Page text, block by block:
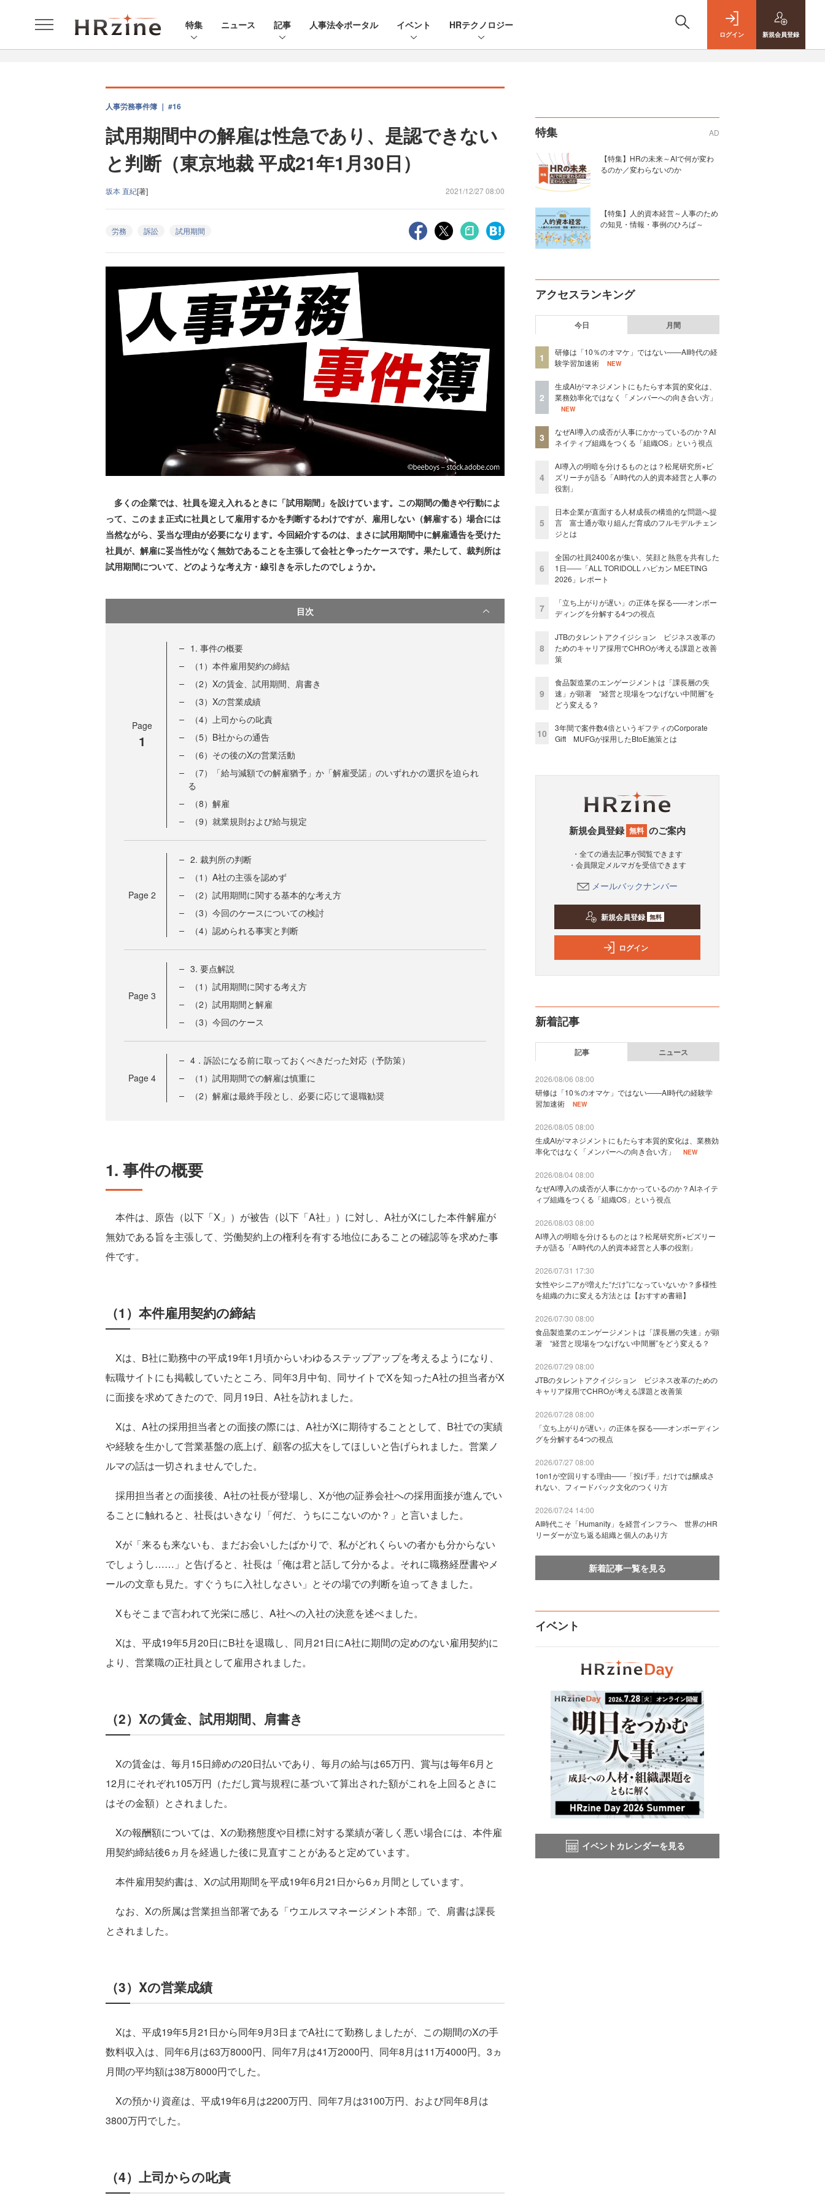
特集 ニュース 記事 人事法令ポータル イベント HRテクノロジー
ログイン 新規会員登録
人事労務事件簿 ｜ #16
試用期間中の解雇は性急であり、是認できない
と判断（東京地裁 平成21年1月30日）
坂本 直紀[著] 2021/12/27 08:00
労務 訴訟 試用期間
多くの企業では、社員を迎え入れるときに「試用期間」を設けています。この期間の働きや行動によ
って、このまま正式に社員として雇用するかを判断するわけですが、雇用しない（解雇する）場合には
当然ながら、妥当な理由が必要になります。今回紹介するのは、まさに試用期間中に解雇通告を受けた
社員が、解雇に妥当性がなく無効であることを主張して会社と争ったケースです。果たして、裁判所は
試用期間について、どのような考え方・線引きを示したのでしょうか。
目次
Page
1
1. 事件の概要
（1）本件雇用契約の締結
（2）Xの賃金、試用期間、肩書き
（3）Xの営業成績
（4）上司からの叱責
（5）B社からの通告
（6）その後のXの営業活動
（7）「給与減額での解雇猶予」か「解雇受諾」のいずれかの選択を迫られ
る
（8）解雇
（9）就業規則および給与規定
Page 2
2. 裁判所の判断
（1）A社の主張を認めず
（2）試用期間に関する基本的な考え方
（3）今回のケースについての検討
（4）認められる事実と判断
Page 3
3. 要点解説
（1）試用期間に関する考え方
（2）試用期間と解雇
（3）今回のケース
Page 4
4．訴訟になる前に取っておくべきだった対応（予防策）
（1）試用期間での解雇は慎重に
（2）解雇は最終手段とし、必要に応じて退職勧奨
1. 事件の概要
本件は、原告（以下「X」）が被告（以下「A社」）に対し、A社がXにした本件解雇が
無効である旨を主張して、労働契約上の権利を有する地位にあることの確認等を求めた事
件です。
（1）本件雇用契約の締結
Xは、B社に勤務中の平成19年1月頃からいわゆるステップアップを考えるようになり、
転職サイトにも掲載していたところ、同年3月中旬、同サイトでXを知ったA社の担当者がX
に面接を求めてきたので、同月19日、A社を訪れました。
Xは、A社の採用担当者との面接の際には、A社がXに期待することとして、B社での実績
や経験を生かして営業基盤の底上げ、顧客の拡大をしてほしいと告げられました。営業ノ
ルマの話は一切されませんでした。
採用担当者との面接後、A社の社長が登場し、Xが他の証券会社への採用面接が進んでい
ることに触れると、社長はいきなり「何だ、うちにこないのか？」と言いました。
Xが「来るも来ないも、まだお会いしたばかりで、私がどれくらいの者かも分からない
でしょうし……」と告げると、社長は「俺は君と話して分かるよ。それに職務経歴書やメ
ールの文章も見た。すぐうちに入社しなさい」とその場での判断を迫ってきました。
Xもそこまで言われて光栄に感じ、A社への入社の決意を述べました。
Xは、平成19年5月20日にB社を退職し、同月21日にA社に期間の定めのない雇用契約に
より、営業職の正社員として雇用されました。
（2）Xの賃金、試用期間、肩書き
Xの賃金は、毎月15日締めの20日払いであり、毎月の給与は65万円、賞与は毎年6月と
12月にそれぞれ105万円（ただし賞与規程に基づいて算出された額がこれを上回るときに
はその金額）とされました。
Xの報酬額については、Xの勤務態度や目標に対する業績が著しく悪い場合には、本件雇
用契約締結後6ヵ月を経過した後に見直すことがあると定めています。
本件雇用契約書は、Xの試用期間を平成19年6月21日から6ヵ月間としています。
なお、Xの所属は営業担当部署である「ウエルスマネージメント本部」で、肩書は課長
とされました。
（3）Xの営業成績
Xは、平成19年5月21日から同年9月3日までA社にて勤務しましたが、この期間のXの手
数料収入は、同年6月は63万8000円、同年7月は41万2000円、同年8月は11万4000円。3ヵ
月間の平均額は38万8000円でした。
Xの預かり資産は、平成19年6月は2200万円、同年7月は3100万円、および同年8月は
3800万円でした。
（4）上司からの叱責
特集 AD
【特集】HRの未来～AIで何が変わ
るのか／変わらないのか
【特集】人的資本経営～人事のため
の知見・情報・事例のひろば～
アクセスランキング
今日 月間
1
研修は「10％のオマケ」ではない——AI時代の経
験学習加速術
NEW
2
生成AIがマネジメントにもたらす本質的変化は、
業務効率化ではなく「メンバーへの向き合い方」
NEW
3
なぜAI導入の成否が人事にかかっているのか？AI
ネイティブ組織をつくる「組織OS」という視点
4
AI導入の明暗を分けるものとは？松尾研究所×ビ
ズリーチが語る「AI時代の人的資本経営と人事の
役割」
5
日本企業が直面する人材成長の構造的な問題へ提
言 富士通が取り組んだ育成のフルモデルチェン
ジとは
6
全国の社員2400名が集い、笑顔と熱意を共有した
1日――「ALL TORIDOLL ハピカン MEETING
2026」レポート
7
「立ち上がりが遅い」の正体を探る——オンボー
ディングを分解する4つの視点
8
JTBのタレントアクイジション ビジネス改革の
ためのキャリア採用でCHROが考える課題と改善
策
9
食品製造業のエンゲージメントは「課長層の失
速」が顕著 “経営と現場をつなげない中間層”を
どう変える？
10
3年間で案件数4倍というギフティのCorporate
Gift MUFGが採用したBtoE施策とは
新規会員登録 無料 のご案内
・全ての過去記事が閲覧できます
・会員限定メルマガを受信できます
メールバックナンバー
新規会員登録 無料
ログイン
新着記事
記事 ニュース
2026/08/06 08:00
研修は「10％のオマケ」ではない——AI時代の経験学
習加速術
NEW
2026/08/05 08:00
生成AIがマネジメントにもたらす本質的変化は、業務効
率化ではなく「メンバーへの向き合い方」
NEW
2026/08/04 08:00
なぜAI導入の成否が人事にかかっているのか？AIネイテ
ィブ組織をつくる「組織OS」という視点
2026/08/03 08:00
AI導入の明暗を分けるものとは？松尾研究所×ビズリー
チが語る「AI時代の人的資本経営と人事の役割」
2026/07/31 17:30
女性やシニアが増えた“だけ”になっていないか？多様性
を組織の力に変える方法とは【おすすめ書籍】
2026/07/30 08:00
食品製造業のエンゲージメントは「課長層の失速」が顕
著 “経営と現場をつなげない中間層”をどう変える？
2026/07/29 08:00
JTBのタレントアクイジション ビジネス改革のための
キャリア採用でCHROが考える課題と改善策
2026/07/28 08:00
「立ち上がりが遅い」の正体を探る——オンボーディン
グを分解する4つの視点
2026/07/27 08:00
1on1が空回りする理由——「投げ手」だけでは醸成さ
れない、フィードバック文化のつくり方
2026/07/24 14:00
AI時代こそ「Humanity」を経営インフラへ 世界のHR
リーダーが立ち返る組織と個人のあり方
新着記事一覧を見る
イベント
イベントカレンダーを見る